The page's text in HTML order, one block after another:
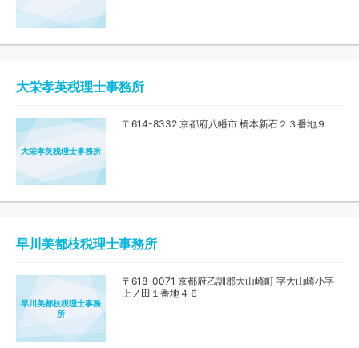
大栄孝英税理士事務所
大栄孝英税理士事務所
〒614-8332 京都府八幡市 橋本新石２３番地９
早川美都枝税理士事務所
早川美都枝税理士事務
所
〒618-0071 京都府乙訓郡大山崎町 字大山崎小字
上ノ田１番地４６